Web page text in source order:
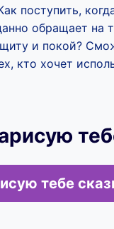
поступить,
обращает на
и покой?
кто хочет
тебе